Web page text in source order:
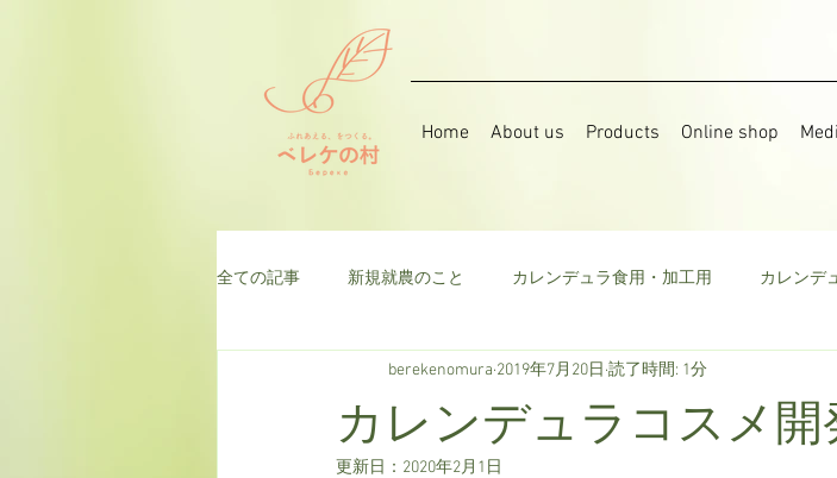
Home About us Products Online shop
全ての記事 新規就農のこと カレンデュラ食用・加工用 カレンデ
そら豆 ハーブ 果樹 食用菜の花
米 枝豆
カレンデュラコスメ
berekenomura 2019年7月20日 読了時間: 1分
更新日： 2020年2月1日